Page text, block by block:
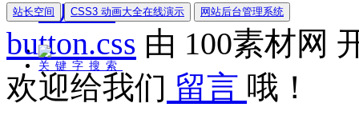
图片素材
关键字搜索
站长空间 CSS3 动画大全在线演示 网站后台管理系统
button.css 由 100素材网
欢迎给我们 留言 哦！